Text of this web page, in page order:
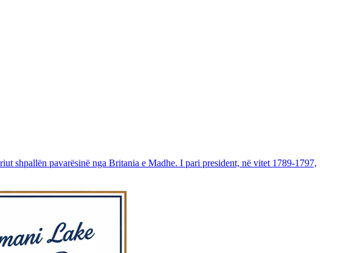
shpallën pavarësinë nga Britania e Madhe. I pari president, në vitet 1789-1797,